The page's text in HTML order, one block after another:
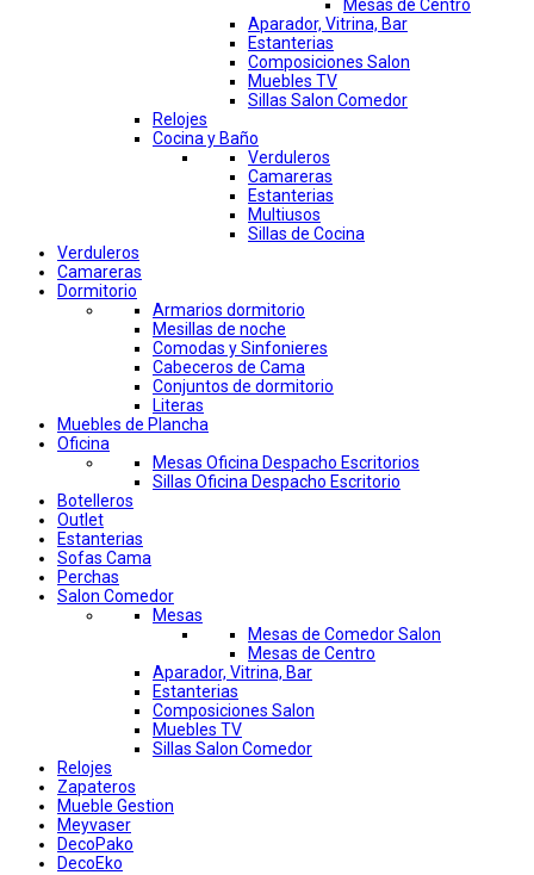
Mesas de Centro
Aparador, Vitrina, Bar
Estanterias
Composiciones Salon
Muebles TV
Sillas Salon Comedor
Relojes
Cocina y Baño
Verduleros
Camareras
Estanterias
Multiusos
Sillas de Cocina
Verduleros
Camareras
Dormitorio
Armarios dormitorio
Mesillas de noche
Comodas y Sinfonieres
Cabeceros de Cama
Conjuntos de dormitorio
Literas
Muebles de Plancha
Oficina
Mesas Oficina Despacho Escritorios
Sillas Oficina Despacho Escritorio
Botelleros
Outlet
Estanterias
Sofas Cama
Perchas
Salon Comedor
Mesas
Mesas de Comedor Salon
Mesas de Centro
Aparador, Vitrina, Bar
Estanterias
Composiciones Salon
Muebles TV
Sillas Salon Comedor
Relojes
Zapateros
Mueble Gestion
Meyvaser
DecoPako
DecoEko